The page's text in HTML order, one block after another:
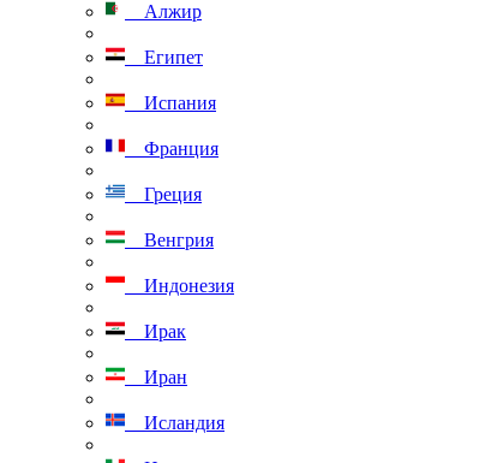
Алжир
Египет
Испания
Франция
Греция
Венгрия
Индонезия
Ирак
Иран
Исландия